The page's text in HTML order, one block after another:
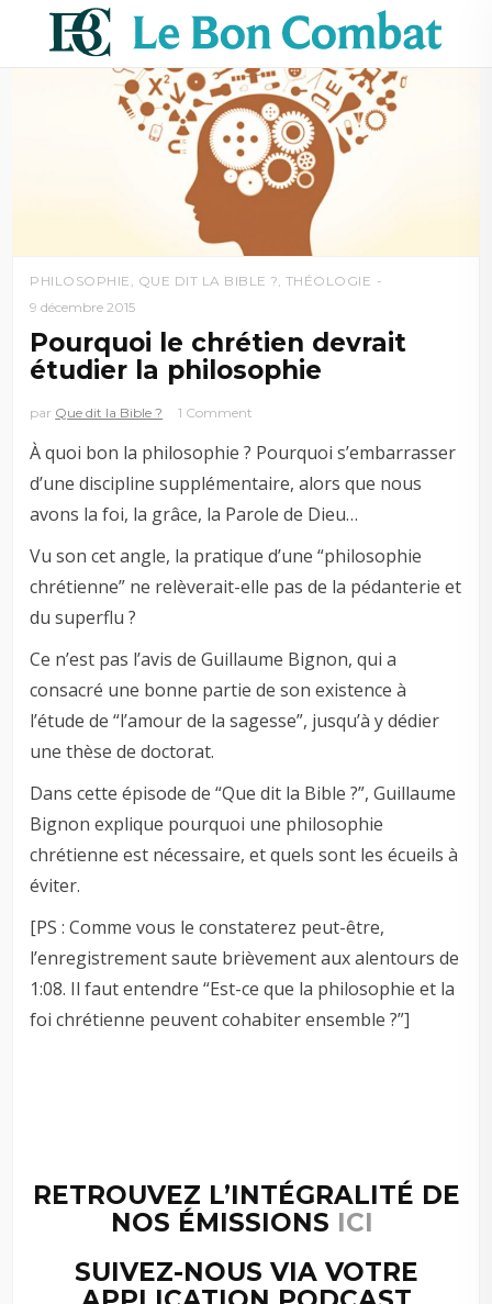
PHILOSOPHIE QUE DIT LA BIBLE ? THÉOLOGIE
9 décembre 2015
Pourquoi le chrétien devrait
étudier la philosophie
par Que dit la Bible ? 1 Comment
À quoi bon la philosophie ? Pourquoi s’embarrasser
d’une discipline supplémentaire, alors que nous
avons la foi, la grâce, la Parole de Dieu…
Vu son cet angle, la pratique d’une “philosophie
chrétienne” ne relèverait-elle pas de la pédanterie et
du superflu ?
Ce n’est pas l’avis de Guillaume Bignon, qui a
consacré une bonne partie de son existence à
l’étude de “l’amour de la sagesse”, jusqu’à y dédier
une thèse de doctorat.
Dans cette épisode de “Que dit la Bible ?”, Guillaume
Bignon explique pourquoi une philosophie
chrétienne est nécessaire, et quels sont les écueils à
éviter.
[PS : Comme vous le constaterez peut-être,
l’enregistrement saute brièvement aux alentours de
1:08. Il faut entendre “Est-ce que la philosophie et la
foi chrétienne peuvent cohabiter ensemble ?”]
RETROUVEZ L’INTÉGRALITÉ DE
NOS ÉMISSIONS ICI
SUIVEZ-NOUS VIA VOTRE